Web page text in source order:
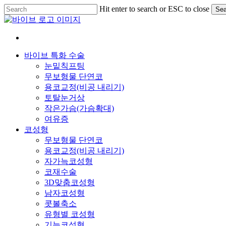
Skip
to
main
content
Hit enter to search or ESC to close
Close
Menu
바이브 특화 수술
눈밑칙프팅
무보형물 단연코
용코교정(비공 내리기)
토탈눈거상
작은가슴(가슴확대)
여유증
코성형
무보형물 단연코
용코교정(비공 내리기)
자가늑코성형
코재수술
3D맞춤코성형
남자코성형
콧볼축소
유형별 코성형